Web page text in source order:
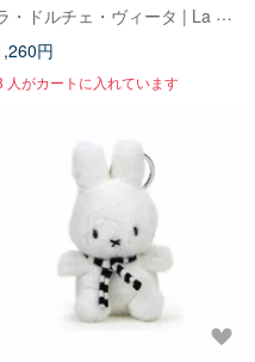
ラ・ドルチェ・ヴィータ | La Dolce Vita
円
人がカートに入れています